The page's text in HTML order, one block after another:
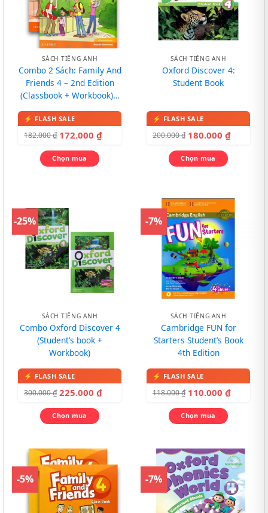
SÁCH TIẾNG ANH
Combo 2 Sách: Family And
Friends 4 – 2nd Edition
(Classbook + Workbook) –
182.000₫ 172.000 ₫
Chọn mua
SÁCH TIẾNG ANH
Oxford Discover 4:
Student Book
200.000₫ 180.000 ₫
Chọn mua
-25%
SÁCH TIẾNG ANH
Combo Oxford Discover 4
(Student’s book +
Workbook)
300.000₫ 225.000 ₫
Chọn mua
-7%
SÁCH TIẾNG ANH
Cambridge FUN for
Starters Student’s Book
4th Edition
118.000₫ 110.000 ₫
Chọn mua
-5% -7%